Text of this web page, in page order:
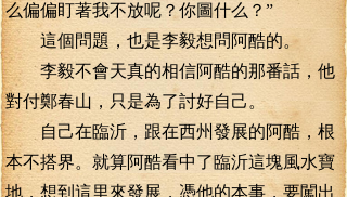
么偏偏盯著我不放呢？你圖什么？”
這個問題，也是李毅想問阿酷的。
李毅不會天真的相信阿酷的那番話，他
對付鄭春山，只是為了討好自己。
自己在臨沂，跟在西州發展的阿酷，根
本不搭界。就算阿酷看中了臨沂這塊風水寶
地，想到這里來發展，憑他的本事，要闖出